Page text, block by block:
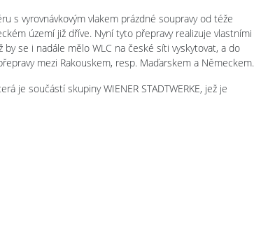
s vyrovnávkovým vlakem prázdné soupravy od téže
území již dříve. Nyní tyto přepravy realizuje vlastními
se i nadále mělo WLC na české síti vyskytovat, a do
mezi Rakouskem, resp. Maďarskem a Německem.
je součástí skupiny WIENER STADTWERKE, jež je